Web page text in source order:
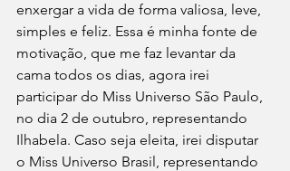
enxergar a vida de forma valiosa, leve,
simples e feliz. Essa é minha fonte de
motivação, que me faz levantar da
cama todos os dias, agora irei
participar do Miss Universo São Paulo,
no dia 2 de outubro, representando
Ilhabela. Caso seja eleita, irei disputar
o Miss Universo Brasil, representando